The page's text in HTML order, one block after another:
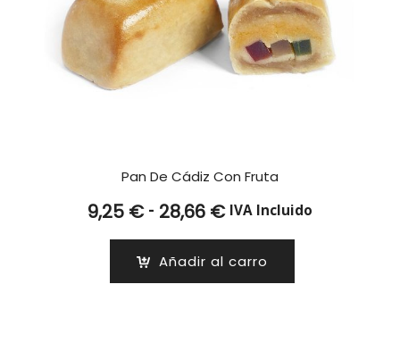
Pan De Cádiz Con Fruta
9,25 € - 28,66 €Rango
desde
IVA Incluido
Añadir al carro